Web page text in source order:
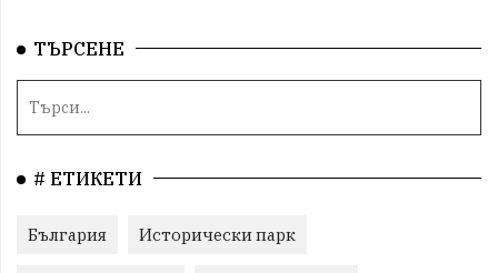
ТЪРСЕНЕ
# ЕТИКЕТИ
България Исторически парк